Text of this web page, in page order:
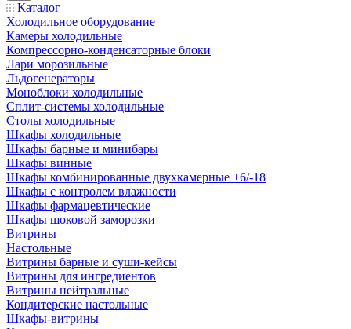
Каталог
Холодильное оборудование
Камеры холодильные
Компрессорно-конденсаторные блоки
Лари морозильные
Льдогенераторы
Моноблоки холодильные
Сплит-системы холодильные
Столы холодильные
Шкафы холодильные
Шкафы барные и минибары
Шкафы винные
Шкафы комбинированные двухкамерные +6/-18
Шкафы с контролем влажности
Шкафы фармацевтические
Шкафы шоковой заморозки
Витрины
Настольные
Витрины барные и суши-кейсы
Витрины для ингредиентов
Витрины нейтральные
Кондитерские настольные
Шкафы-витрины